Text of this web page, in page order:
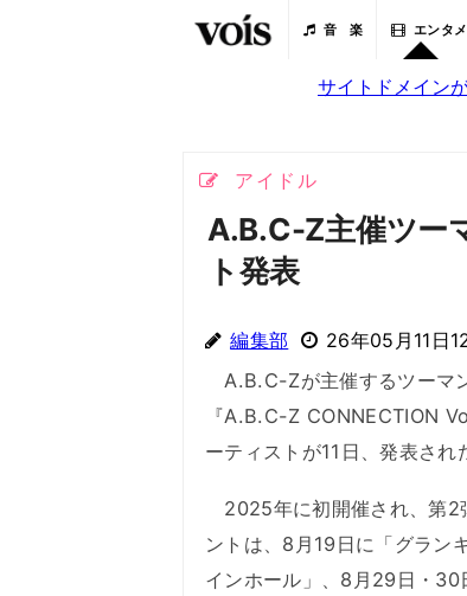
音 楽 エンタメ
サイトドメイン
アイドル
A.B.C-Z主催ツー
ト発表
編集部 26年05月11日
A.B.C-Zが主催するツーマ
『A.B.C-Z CONNECTION
ーティストが11日、発表され
2025年に初開催され、第2
ントは、8月19日に「グラン
インホール」、8月29日・30